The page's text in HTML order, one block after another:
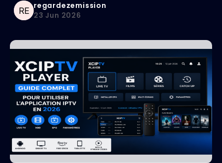
regardezemission
23 Jun 2026